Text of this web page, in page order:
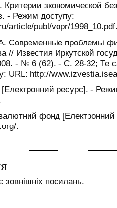
зкономической
- Режим доступу:
article/publ/vopr/1998_10.pdf.
Современньiе проблемьі
// Известия Иркутской
- № 6 (62). - С. 28-32; Те
URL: http://
[Електронний ресурс]. -
фонд
.
зовнішніх посилань.